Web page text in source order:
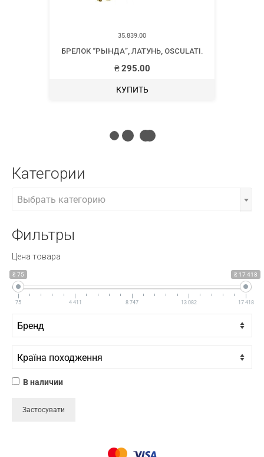
35.839.00
БРЕЛОК “РЫНДА”, ЛАТУНЬ, OSCULATI.
₴295.00
КУПИТЬ
Категории
Выбрать категорию
Фильтры
Цена товара
₴ 75 ₴ 17 418
75 4 411 8 747 13 082 17 418
В наличии
Застосувати